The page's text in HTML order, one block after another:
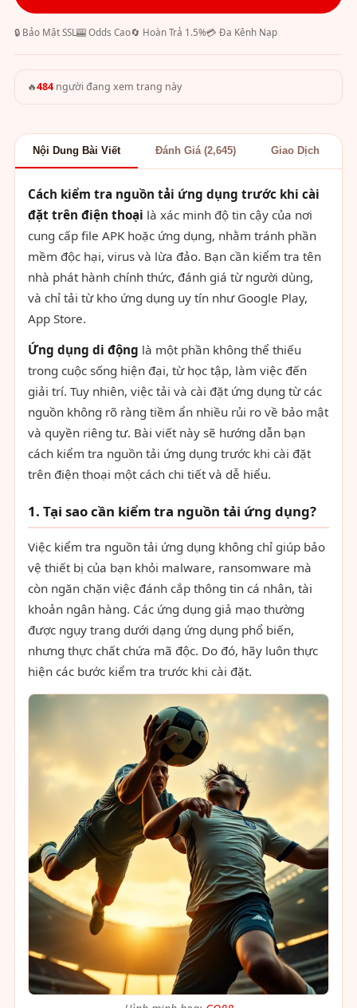
🔒 Bảo Mật SSL🎰 Odds Cao🔄 Hoàn Trả 1.5%💳 Đa Kênh Nạp
🔥484 người đang xem trang này
Nội Dung Bài Viết Đánh Giá (2,645) Giao Dịch
Cách kiểm tra nguồn tải ứng dụng trước khi cài
đặt trên điện thoại là xác minh độ tin cậy của nơi
cung cấp file APK hoặc ứng dụng, nhằm tránh phần
mềm độc hại, virus và lừa đảo. Bạn cần kiểm tra tên
nhà phát hành chính thức, đánh giá từ người dùng,
và chỉ tải từ kho ứng dụng uy tín như Google Play,
App Store.
Ứng dụng di động là một phần không thể thiếu
trong cuộc sống hiện đại, từ học tập, làm việc đến
giải trí. Tuy nhiên, việc tải và cài đặt ứng dụng từ các
nguồn không rõ ràng tiềm ẩn nhiều rủi ro về bảo mật
và quyền riêng tư. Bài viết này sẽ hướng dẫn bạn
cách kiểm tra nguồn tải ứng dụng trước khi cài đặt
trên điện thoại một cách chi tiết và dễ hiểu.
1. Tại sao cần kiểm tra nguồn tải ứng dụng?
Việc kiểm tra nguồn tải ứng dụng không chỉ giúp bảo
vệ thiết bị của bạn khỏi malware, ransomware mà
còn ngăn chặn việc đánh cắp thông tin cá nhân, tài
khoản ngân hàng. Các ứng dụng giả mạo thường
được ngụy trang dưới dạng ứng dụng phổ biến,
nhưng thực chất chứa mã độc. Do đó, hãy luôn thực
hiện các bước kiểm tra trước khi cài đặt.